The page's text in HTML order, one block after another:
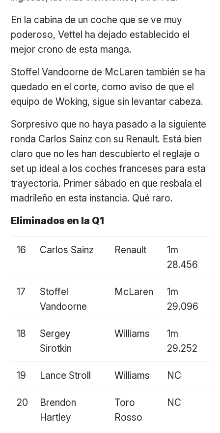
En la cabina de un coche que se ve muy
poderoso, Vettel ha dejado establecido el
mejor crono de esta manga.
Stoffel Vandoorne de McLaren también se ha
quedado en el corte, como aviso de que el
equipo de Woking, sigue sin levantar cabeza.
Sorpresivo que no haya pasado a la siguiente
ronda Carlos Sainz con su Renault. Está bien
claro que no les han descubierto el reglaje o
set up ideal a los coches franceses para esta
trayectoria. Primer sábado en que resbala el
madrileño en esta instancia. Qué raro.
Eliminados en la Q1
16 Carlos Sainz Renault
1m
28.456
17
Stoffel
Vandoorne
McLaren
1m
29.096
18
Sergey
Sirotkin
Williams
1m
29.252
19 Lance Stroll Williams NC
20
Brendon
Hartley
Toro
Rosso
NC